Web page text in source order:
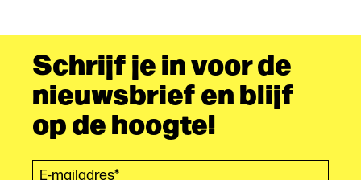
Schrijf je in voor de
nieuwsbrief en blijf
op de hoogte!